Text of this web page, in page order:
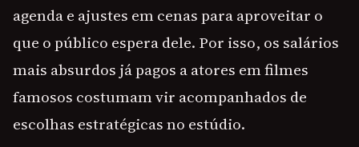
agenda e ajustes em cenas para aproveitar o
que o público espera dele. Por isso, os salários
mais absurdos já pagos a atores em filmes
famosos costumam vir acompanhados de
escolhas estratégicas no estúdio.